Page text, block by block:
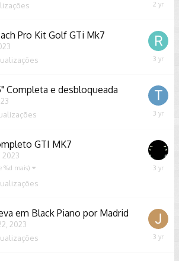
August
Pro Kit Golf GTi Mk7
June
Completa e desbloqueada
May
GTI MK7
2023
%d mais)
May
em Black Piano por Madrid
2023
April